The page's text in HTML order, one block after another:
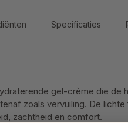
Specificaties
gel-crème die de
zoals vervuiling. De
zachtheid en comfort.